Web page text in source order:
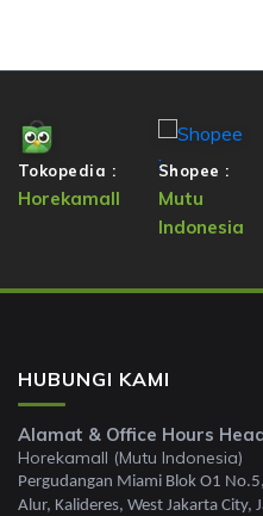
Tokopedia :
Horekamall
Shopee :
Mutu
Indonesia
HUBUNGI KAMI
Alamat & Office Hours
Horekamall (Mutu Indonesia)
Pergudangan Miami Blok O1
Alur, Kalideres, West Jakarta City,